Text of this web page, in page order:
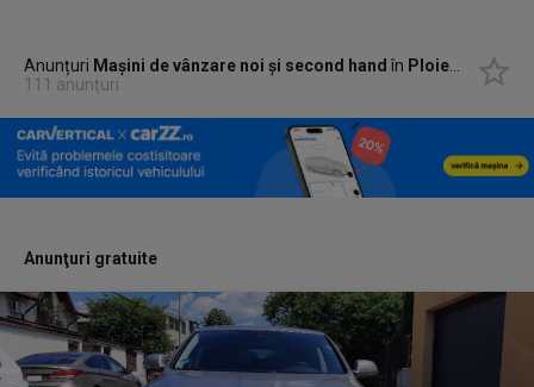
Anunțuri Mașini de vânzare noi și second hand în Ploiesti, Prahova
111 anunțuri
Anunţuri gratuite